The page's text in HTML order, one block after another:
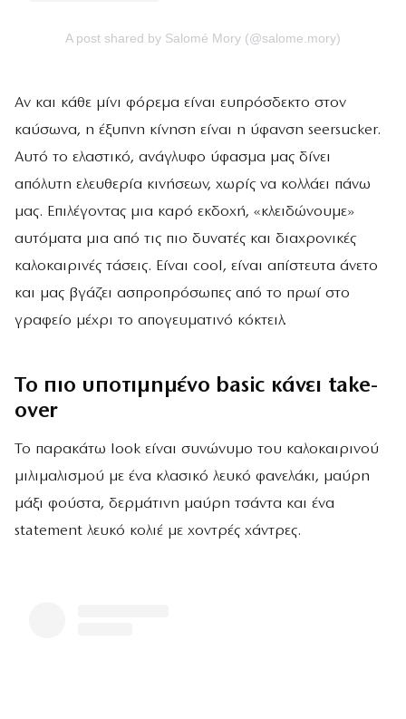
A post shared by Salomé Mory (@salome.mory)
Αν και κάθε μίνι φόρεμα είναι ευπρόσδεκτο στον
καύσωνα, η έξυπνη κίνηση είναι η ύφανση seersucker.
Αυτό το ελαστικό, ανάγλυφο ύφασμα μας δίνει
απόλυτη ελευθερία κινήσεων, χωρίς να κολλάει πάνω
μας. Επιλέγοντας μια καρό εκδοχή, «κλειδώνουμε»
αυτόματα μια από τις πιο δυνατές και διαχρονικές
καλοκαιρινές τάσεις. Είναι cool, είναι απίστευτα άνετο
και μας βγάζει ασπροπρόσωπες από το πρωί στο
γραφείο μέχρι το απογευματινό κόκτειλ.
Το πιο υποτιμημένο basic κάνει take-
over
Το παρακάτω look είναι συνώνυμο του καλοκαιρινού
μιλιμαλισμού με ένα κλασικό λευκό φανελάκι, μαύρη
μάξι φούστα, δερμάτινη μαύρη τσάντα και ένα
statement λευκό κολιέ με χοντρές χάντρες.